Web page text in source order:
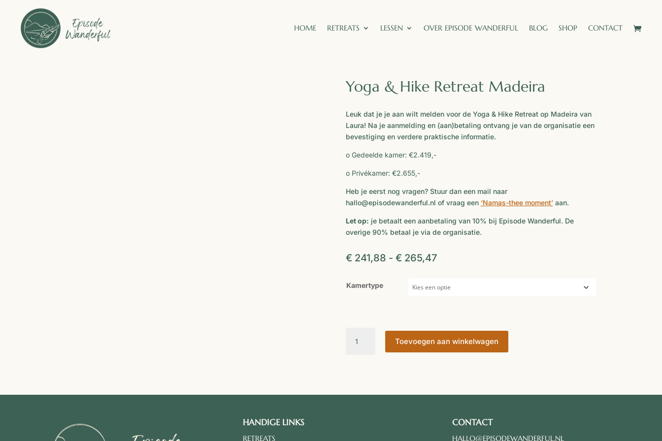
HOME RETREATS LESSEN OVER EPISODE WANDERFUL BLOG SHOP CONTACT
Yoga & Hike Retreat Madeira
Leuk dat je je aan wilt melden voor de Yoga & Hike Retreat op Madeira van
Laura! Na je aanmelding en (aan)betaling ontvang je van de organisatie een
bevestiging en verdere praktische informatie.
o Gedeelde kamer: €2.419,-
o Privékamer: €2.655,-
Heb je eerst nog vragen? Stuur dan een mail naar
hallo@episodewanderful.nl of vraag een ‘Namas-thee moment’aan.
Let op: je betaalt een aanbetaling van 10% bij Episode Wanderful. De
overige 90% betaal je via de organisatie.
€ 241,88 - € 265,47Prijsklasse:
€ 265,47
Kamertype
Toevoegen aan winkelwagen
HANDIGE LINKS
RETREATS
CONTACT
HALLO@EPISODEWANDERFUL.NL